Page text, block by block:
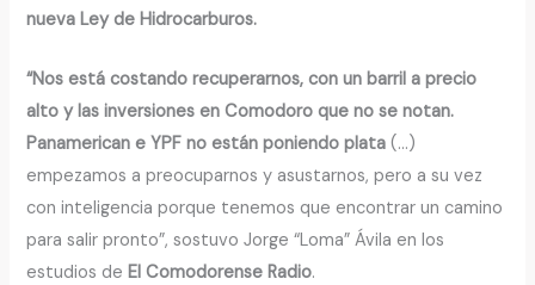
nueva Ley de Hidrocarburos.
“Nos está costando recuperarnos, con un barril a precio
alto y las inversiones en Comodoro que no se notan.
Panamerican e YPF no están poniendo plata (…)
empezamos a preocuparnos y asustarnos, pero a su vez
con inteligencia porque tenemos que encontrar un camino
para salir pronto”, sostuvo Jorge “Loma” Ávila en los
estudios deEl Comodorense Radio.